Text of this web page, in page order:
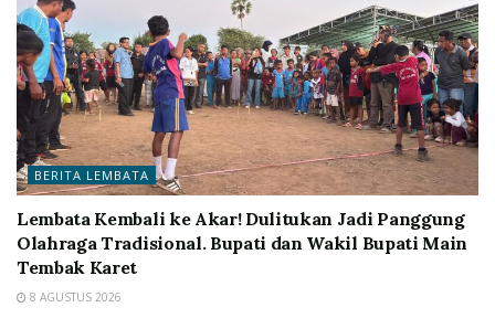
BERITA LEMBATA
Lembata Kembali ke Akar! Dulitukan Jadi Panggung
Olahraga Tradisional. Bupati dan Wakil Bupati Main
Tembak Karet
8 AGUSTUS 2026